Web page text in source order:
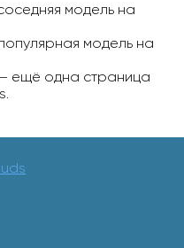
модель на
модель на
ещё одна страница